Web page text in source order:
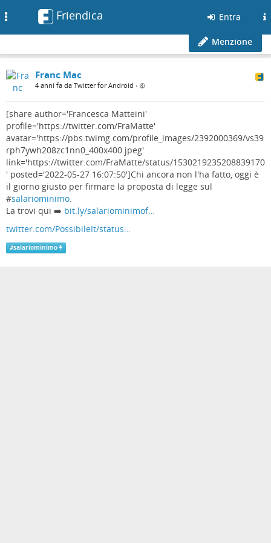
Friendica Entra
Menzione
Franc Mac
4 anni fa da Twitter for Android •
[share author='Francesca Matteini'
profile='https://twitter.com/FraMatte'
avatar='https://pbs.twimg.com/profile_images/2392000369/vs39
rph7ywh208zc1nn0_400x400.jpeg'
link='https://twitter.com/FraMatte/status/1530219235208839170
' posted='2022-05-27 16:07:50']Chi ancora non l'ha fatto, oggi è
il giorno giusto per firmare la proposta di legge sul
#salariominimo.
La trovi qui ➡️ bit.ly/salariominimof…
twitter.com/PossibileIt/status…
#salariominimo